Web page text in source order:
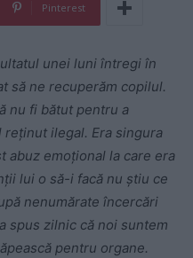
Pinterest
unei luni întregi în
să ne recuperăm copilul.
nu fi bătut pentru a
ilegal. Era singura
abuz emoţional la care era
lui o să-i facă nu ştiu ce
nenumărate încercări
spus zilnic că noi suntem
pentru organe.